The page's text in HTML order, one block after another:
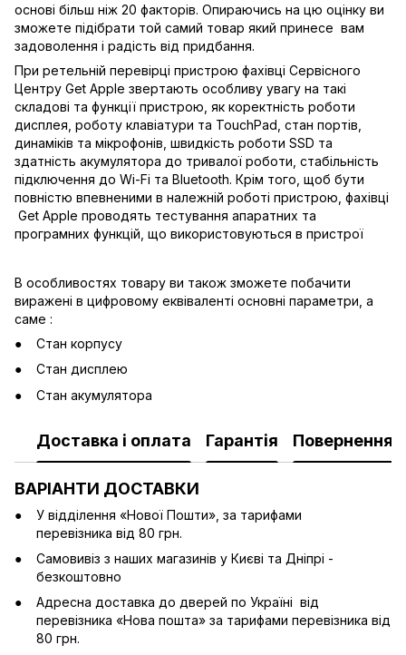
основі більш ніж 20 факторів. Опираючись на цю оцінку ви
зможете підібрати той самий товар який принесе вам
задоволення і радість від придбання.
При ретельній перевірці пристрою фахівці Сервісного
Центру Get Apple звертають особливу увагу на такі
складові та функції пристрою, як коректність роботи
дисплея, роботу клавіатури та TouchPad, стан портів,
динаміків та мікрофонів, швидкість роботи SSD та
здатність акумулятора до тривалої роботи, стабільність
підключення до Wi-Fi та Bluetooth. Крім того, щоб бути
повністю впевненими в належній роботі пристрою, фахівці
Get Apple проводять тестування апаратних та
програмних функцій, що використовуються в пристрої
В особливостях товару ви також зможете побачити
виражені в цифровому еквіваленті основні параметри, а
саме :
Стан корпусу
Стан дисплею
Стан акумулятора
Доставка і оплата Гарантія Повернення
ВАРІАНТИ ДОСТАВКИ
У відділення «Нової Пошти», за тарифами
перевізника від 80 грн.
Cамовивіз з наших магазинів у Києві та Дніпрі -
безкоштовно
Адресна доставка до дверей по Україні від
перевізника «Нова пошта» за тарифами перевізника від
80 грн.